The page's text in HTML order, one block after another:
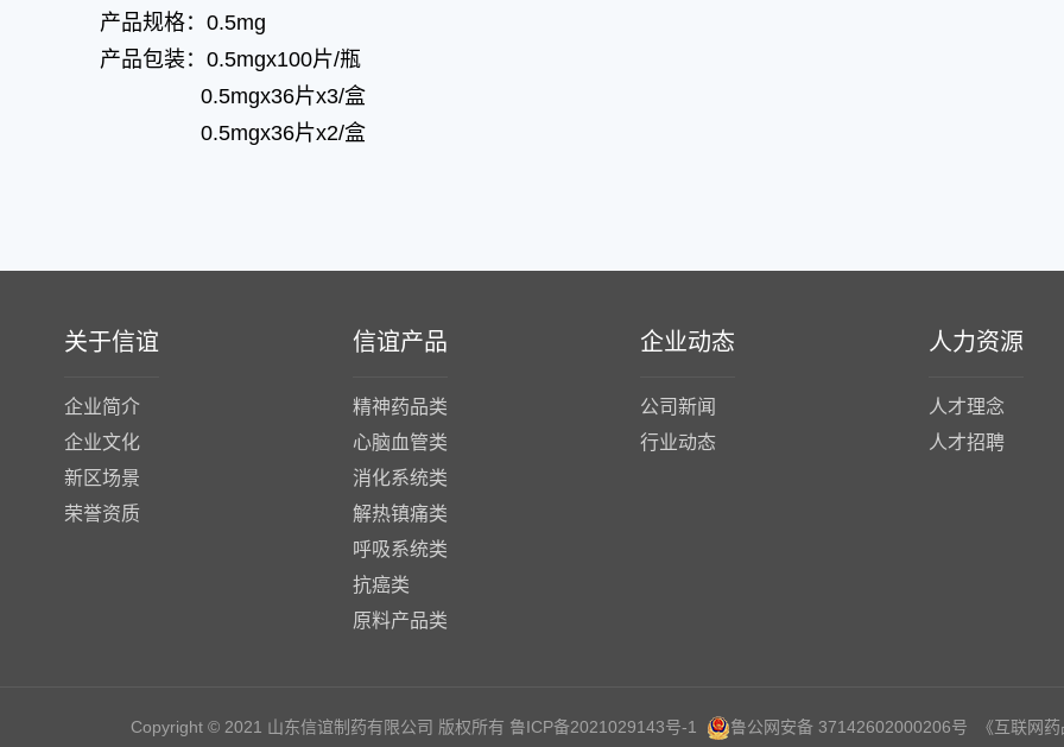
产品规格：0.5mg
产品包装：0.5mgx100片/瓶
0.5mgx36片x3/盒
0.5mgx36片x2/盒
关于信谊
企业简介
企业文化
新区场景
荣誉资质
信谊产品
精神药品类
心脑血管类
消化系统类
解热镇痛类
呼吸系统类
抗癌类
原料产品类
企业动态
公司新闻
行业动态
人力资源
人才理念
人才招聘
Copyright © 2021 山东信谊制药有限公司 版权所有 鲁ICP备2021029143号-1 鲁公网安备 37142602000206号 《互联网